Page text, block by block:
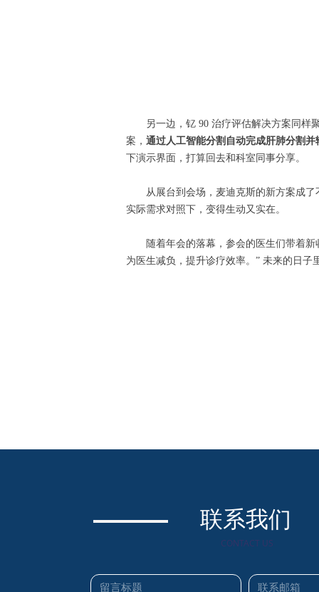
另一边，钇 90 治疗评估解决方案同样
案， 通过人工智能分割自动完成肝肺分割
下演示界面，打算回去和科室同事分享。
从展台到会场，麦迪克斯的新方案成
实际需求对照下，变得生动又实在。
随着年会的落幕，参会的医生们带着
为医生减负，提升诊疗效率。” 未来的日
联系我们
CONTACT US